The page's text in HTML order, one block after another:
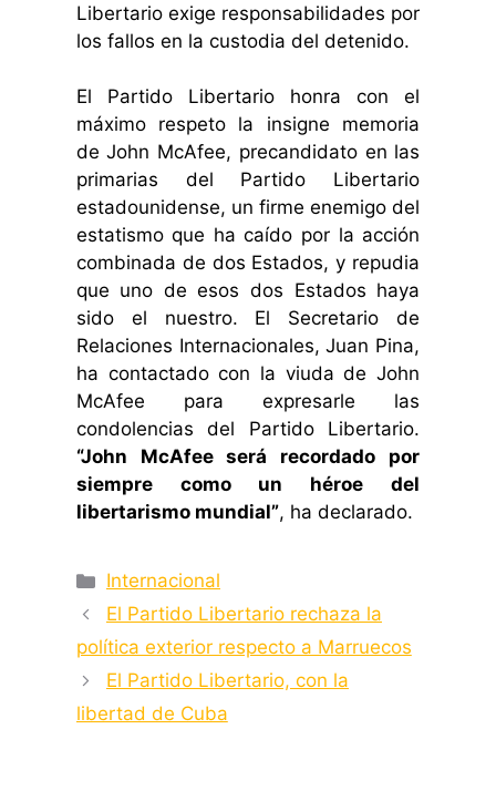
Libertario exige responsabilidades por
los fallos en la custodia del detenido.
El Partido Libertario honra con el
máximo respeto la insigne memoria
de John McAfee, precandidato en las
primarias del Partido Libertario
estadounidense, un firme enemigo del
estatismo que ha caído por la acción
combinada de dos Estados, y repudia
que uno de esos dos Estados haya
sido el nuestro. El Secretario de
Relaciones Internacionales, Juan Pina,
ha contactado con la viuda de John
McAfee para expresarle las
condolencias del Partido Libertario.
“John McAfee será recordado por
siempre como un héroe del
libertarismo mundial”, ha declarado.
Categorías
Internacional
El Partido Libertario rechaza la
política exterior respecto a Marruecos
El Partido Libertario, con la
libertad de Cuba